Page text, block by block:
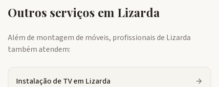
Outros serviços em Lizarda
Além de montagem de móveis, profissionais de Lizarda
também atendem:
Instalação de TVem Lizarda